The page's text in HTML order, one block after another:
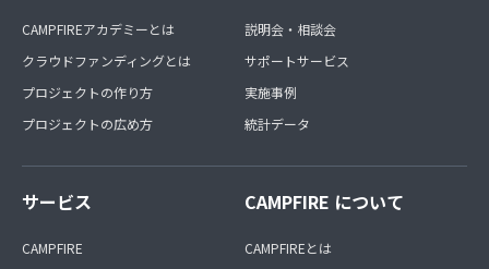
CAMPFIREアカデミーとは
クラウドファンディングとは
プロジェクトの作り方
プロジェクトの広め方
説明会・相談会
サポートサービス
実施事例
統計データ
サービス
CAMPFIRE
CAMPFIRE について
CAMPFIREとは